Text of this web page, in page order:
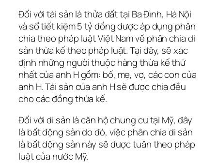
Đối với tài sản là thửa đất tại Ba Đình, Hà Nội
và sổ tiết kiệm 5 tỷ đồng được áp dụng phân
chia theo pháp luật Việt Nam về phân chia di
sản thừa kế theo pháp luật. Tại đây, sẽ xác
định những người thuộc hàng thừa kế thứ
nhất của anh H gồm: bố, mẹ, vợ, các con của
anh H. Tài sản của anh H sẽ được chia đều
cho các đồng thừa kế.
Đối với di sản là căn hộ chung cư tại Mỹ, đây
là bất động sản do đó, việc phân chia di sản
là bất động sản này sẽ được tuân theo pháp
luật của nước Mỹ.